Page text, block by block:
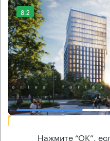
8.2
Бизнес-центрНажмите “ОК”,